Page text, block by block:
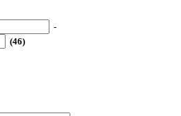
-
(46)